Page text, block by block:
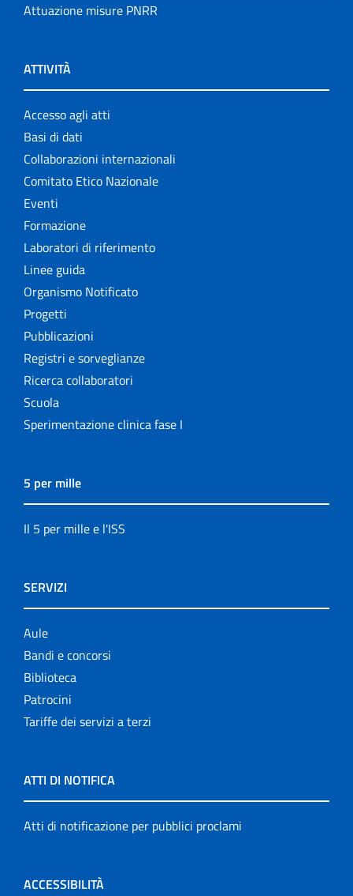
Attuazione misure PNRR
ATTIVITÀ
Accesso agli atti
Basi di dati
Collaborazioni internazionali
Comitato Etico Nazionale
Eventi
Formazione
Laboratori di riferimento
Linee guida
Organismo Notificato
Progetti
Pubblicazioni
Registri e sorveglianze
Ricerca collaboratori
Scuola
Sperimentazione clinica fase I
5 per mille
Il 5 per mille e l'ISS
SERVIZI
Aule
Bandi e concorsi
Biblioteca
Patrocini
Tariffe dei servizi a terzi
ATTI DI NOTIFICA
Atti di notificazione per pubblici proclami
ACCESSIBILITÀ